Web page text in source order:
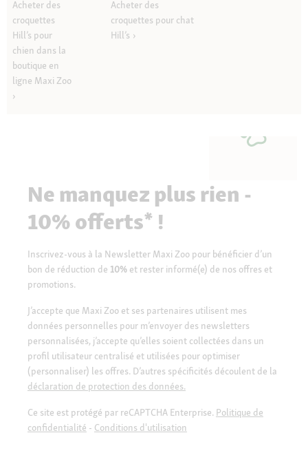
Acheter des
croquettes
Hill’s pour
chien dans la
boutique en
ligne Maxi Zoo
Acheter des
croquettes pour chat
Hill’s
Ne manquez plus rien -
10% offerts* !
Inscrivez-vous à la Newsletter Maxi Zoo pour bénéficier d’un
bon de réduction de 10% et rester informé(e) de nos offres et
promotions.
J’accepte que Maxi Zoo et ses partenaires utilisent mes
données personnelles pour m’envoyer des newsletters
personnalisées, j’accepte qu’elles soient collectées dans un
profil utilisateur centralisé et utilisées pour optimiser
(personnaliser) les offres. D’autres spécificités découlent de la
déclaration de protection des données.
Ce site est protégé par reCAPTCHA Enterprise. Politique de
confidentialité - Conditions d'utilisation